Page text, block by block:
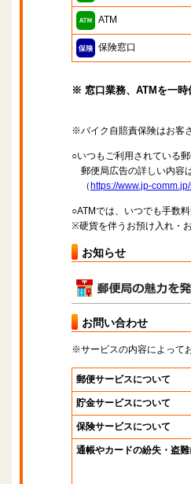
ATM
保険窓口
※ 窓口業務、ATMを一時
※バイク自賠責保険はお客
○いつもご利用されている
郵便局広告の詳しい内容
（ https://www.jp-
○ATMでは、いつでも手数
※硬貨を伴うお預け入れ・
お知らせ
お問い合わせ
※サービスの内容によって
郵便サービスについて
貯金サービスについて
保険サービスについて
通帳やカードの紛失・盗